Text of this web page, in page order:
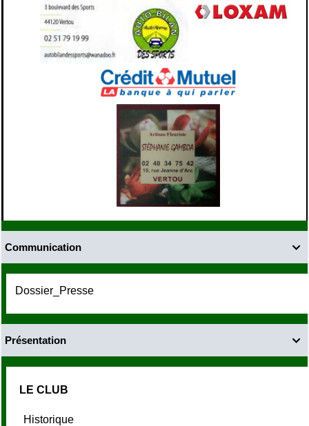

Communication
Dossier_Presse

Présentation
LE CLUB
Historique